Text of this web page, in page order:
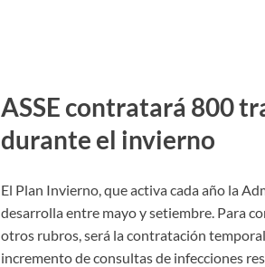
ASSE contratará 800
durante el invierno
El Plan Invierno, que activa cada año la
desarrolla entre mayo y setiembre. Para
otros rubros, será la contratación
incremento de consultas de infecciones